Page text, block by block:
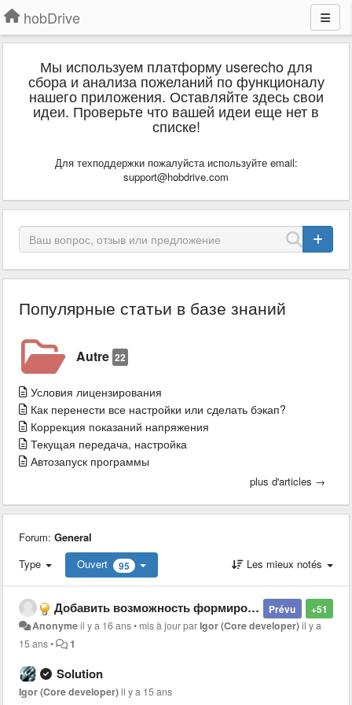
hobDrive
Мы используем платформу userecho для
сбора и анализа пожеланий по функционалу
нашего приложения. Оставляйте здесь свои
идеи. Проверьте что вашей идеи еще нет в
списке!
Для техподдержки пожалуйста используйте email:
support@hobdrive.com
Популярные статьи в базе знаний
Autre 22
Условия лицензирования
Как перенести все настройки или сделать бэкап?
Коррекция показаний напряжения
Текущая передача, настройка
Автозапуск программы
plus d'articles →
Forum: General
Type
Ouvert 95 Les mieux notés
+51
Prévu
Добавить возможность формирования пользовательского экрана - Allow user to configure screen with custom sensors
Anonymeil y a 16 ans• mis à jour parIgor (Core developer)il y a
15 ans• 1
Solution
Igor (Core developer)il y a 15 ans